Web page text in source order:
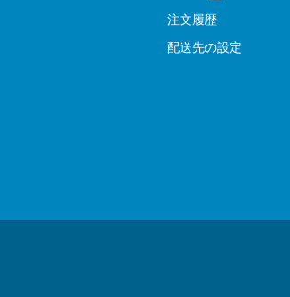
注文履歴
配送先の設定